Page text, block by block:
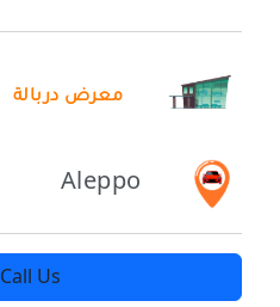
معرض دربالة
Aleppo
Call Us